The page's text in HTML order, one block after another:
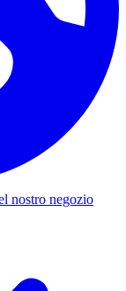
nostro negozio